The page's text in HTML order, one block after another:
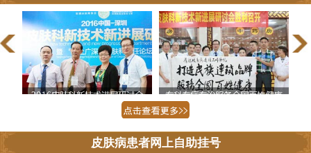
皮肤病患者网上自助挂号